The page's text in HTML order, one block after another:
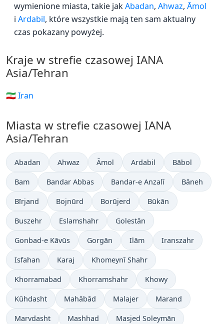
wymienione miasta, takie jakAbadan, Ahwaz, Āmol
i Ardabil, które wszystkie mają ten sam aktualny
czas pokazany powyżej.
Kraje w strefie czasowej IANA
Asia/Tehran
🇮🇷 Iran
Miasta w strefie czasowej IANA
Asia/Tehran
Abadan Ahwaz Āmol Ardabil Bābol
Bam Bandar Abbas Bandar-e Anzalī Bāneh
Bīrjand Bojnūrd Borūjerd Būkān
Buszehr Eslamshahr Golestān
Gonbad-e Kāvūs Gorgān Ilām Iranszahr
Isfahan Karaj Khomeynī Shahr
Khorramabad Khorramshahr Khowy
Kūhdasht Mahābād Malajer Marand
Marvdasht Mashhad Masjed Soleymān